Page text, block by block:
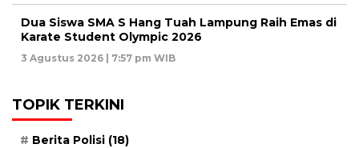
Dua Siswa SMA S Hang Tuah Lampung Raih Emas di
Karate Student Olympic 2026
3 Agustus 2026 | 7:57 pm WIB
TOPIK TERKINI
Berita Polisi (18)